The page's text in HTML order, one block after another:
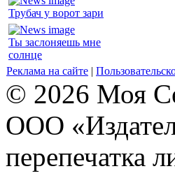
Трубач у ворот зари
Ты заслоняешь мне
солнце
Реклама на сайте |
© 2026 Моя
ООО
перепечатка